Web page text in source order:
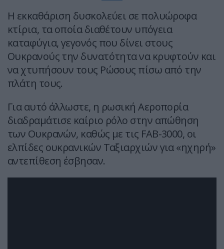
Η εκκαθάριση δυσκολεύει σε πολυώροφα
κτίρια, τα οποία διαθέτουν υπόγεια
καταφύγια, γεγονός που δίνει στους
Ουκρανούς την δυνατότητα να κρυφτούν και
να χτυπήσουν τους Ρώσους πίσω από την
πλάτη τους.
Για αυτό άλλωστε, η ρωσική Αεροπορία
διαδραμάτισε καίριο ρόλο στην απώθηση
των Ουκρανών, καθώς με τις FAB-3000, oι
ελπίδες ουκρανικών Ταξιαρχιών για «ηχηρή»
αντεπίθεση έσβησαν.